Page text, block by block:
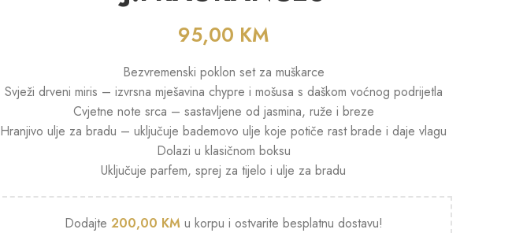
95,00 KM
Bezvremenski poklon set za muškarce
Svježi drveni miris – izvrsna mješavina chypre i mošusa s daškom voćnog podrijetla
Cvjetne note srca – sastavljene od jasmina, ruže i breze
Hranjivo ulje za bradu – uključuje bademovo ulje koje potiče rast brade i daje vlagu
Dolazi u klasičnom boksu
Uključuje parfem, sprej za tijelo i ulje za bradu
Dodajte 200,00 KMu korpu i ostvarite besplatnu dostavu!